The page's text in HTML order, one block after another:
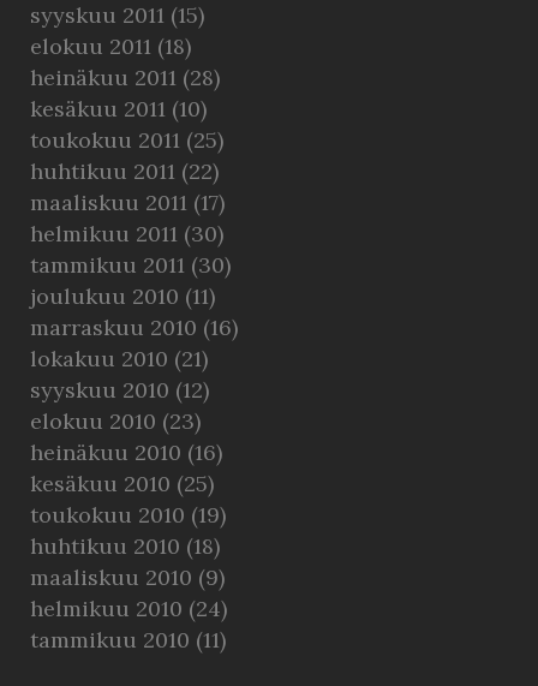
syyskuu 2011 (15)
elokuu 2011 (18)
heinäkuu 2011 (28)
kesäkuu 2011 (10)
toukokuu 2011 (25)
huhtikuu 2011 (22)
maaliskuu 2011 (17)
helmikuu 2011 (30)
tammikuu 2011 (30)
joulukuu 2010 (11)
marraskuu 2010 (16)
lokakuu 2010 (21)
syyskuu 2010 (12)
elokuu 2010 (23)
heinäkuu 2010 (16)
kesäkuu 2010 (25)
toukokuu 2010 (19)
huhtikuu 2010 (18)
maaliskuu 2010 (9)
helmikuu 2010 (24)
tammikuu 2010 (11)